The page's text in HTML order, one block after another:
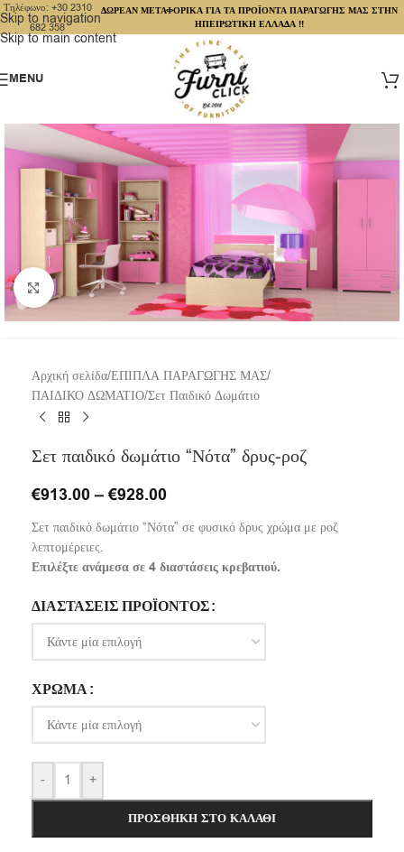
Skip to navigation
Skip to main content
Τηλέφωνο: +30 2310
682 358
ΔΩΡΕΑΝ ΜΕΤΑΦΟΡΙΚΑ ΓΙΑ ΤΑ ΠΡΟΪΟΝΤΑ ΠΑΡΑΓΩΓΗΣ ΜΑΣ ΣΤΗΝ
ΗΠΕΙΡΩΤΙΚΗ ΕΛΛΑΔΑ !!
MENU
Click to enlarge
Αρχική σελίδα/ΕΠΙΠΛΑ ΠΑΡΑΓΩΓΗΣ ΜΑΣ/
ΠΑΙΔΙΚΟ ΔΩΜΑΤΙΟ/Σετ Παιδικό Δωμάτιο
Σετ παιδικό δωμάτιο “Νότα” δρυς-ροζ
€913.00–€928.00
Σετ παιδικό δωμάτιο “Νότα” σε φυσικό δρυς χρώμα με ροζ
λεπτομέρειες.
Επιλέξτε ανάμεσα σε 4 διαστάσεις κρεβατιού.
ΔΙΑΣΤΆΣΕΙΣ ΠΡΟΪΌΝΤΟΣ
ΧΡΏΜΑ
- +
ΠΡΟΣΘΉΚΗ ΣΤΟ ΚΑΛΆΘΙ